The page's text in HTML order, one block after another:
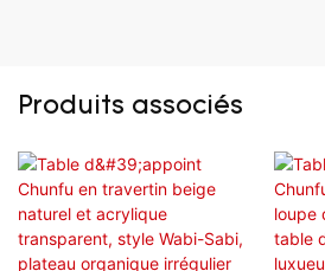
Produits associés